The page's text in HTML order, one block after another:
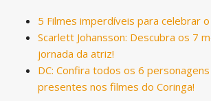
5 Filmes imperdíveis para celebrar
Scarlett Johansson: Descubra os 7
jornada da atriz!
DC: Confira todos os 6
presentes nos filmes do Coringa!